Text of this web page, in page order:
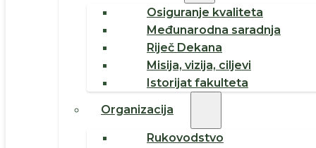
Osiguranje kvaliteta
Međunarodna saradnja
Riječ Dekana
Misija, vizija, ciljevi
Istorijat fakulteta
Organizacija
Rukovodstvo